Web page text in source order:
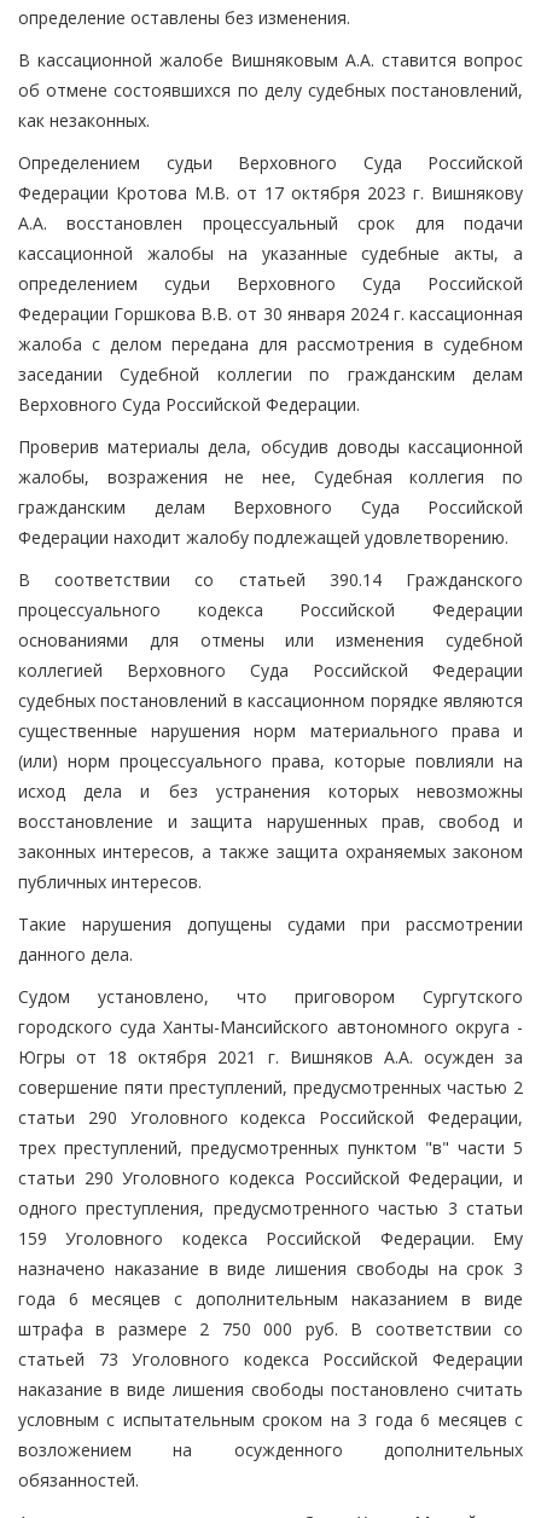
определение оставлены без изменения.
В кассационной жалобе Вишняковым А.А. ставится вопрос
об отмене состоявшихся по делу судебных постановлений,
как незаконных.
Определением судьи Верховного Суда Российской
Федерации Кротова М.В. от 17 октября 2023 г. Вишнякову
А.А. восстановлен процессуальный срок для подачи
кассационной жалобы на указанные судебные акты, а
определением судьи Верховного Суда Российской
Федерации Горшкова В.В. от 30 января 2024 г. кассационная
жалоба с делом передана для рассмотрения в судебном
заседании Судебной коллегии по гражданским делам
Верховного Суда Российской Федерации.
Проверив материалы дела, обсудив доводы кассационной
жалобы, возражения не нее, Судебная коллегия по
гражданским делам Верховного Суда Российской
Федерации находит жалобу подлежащей удовлетворению.
В соответствии со статьей 390.14 Гражданского
процессуального кодекса Российской Федерации
основаниями для отмены или изменения судебной
коллегией Верховного Суда Российской Федерации
судебных постановлений в кассационном порядке являются
существенные нарушения норм материального права и
(или) норм процессуального права, которые повлияли на
исход дела и без устранения которых невозможны
восстановление и защита нарушенных прав, свобод и
законных интересов, а также защита охраняемых законом
публичных интересов.
Такие нарушения допущены судами при рассмотрении
данного дела.
Судом установлено, что приговором Сургутского
городского суда Ханты-Мансийского автономного округа -
Югры от 18 октября 2021 г. Вишняков А.А. осужден за
совершение пяти преступлений, предусмотренных частью 2
статьи 290 Уголовного кодекса Российской Федерации,
трех преступлений, предусмотренных пунктом "в" части 5
статьи 290 Уголовного кодекса Российской Федерации, и
одного преступления, предусмотренного частью 3 статьи
159 Уголовного кодекса Российской Федерации. Ему
назначено наказание в виде лишения свободы на срок 3
года 6 месяцев с дополнительным наказанием в виде
штрафа в размере 2 750 000 руб. В соответствии со
статьей 73 Уголовного кодекса Российской Федерации
наказание в виде лишения свободы постановлено считать
условным с испытательным сроком на 3 года 6 месяцев с
возложением на осужденного дополнительных
обязанностей.